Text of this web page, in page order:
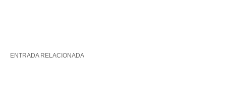
ENTRADA RELACIONADA